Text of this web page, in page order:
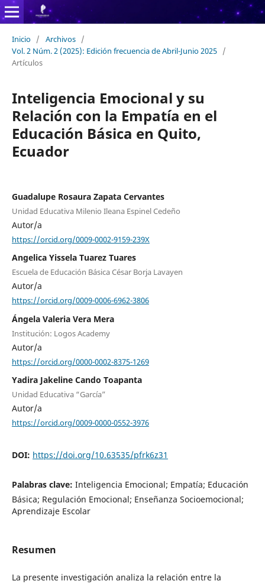
Inicio / Archivos /
Vol. 2 Núm. 2 (2025): Edición frecuencia de Abril-Junio 2025 /
Artículos
Inteligencia Emocional y su
Relación con la Empatía en el
Educación Básica en Quito,
Ecuador
Guadalupe Rosaura Zapata Cervantes
Unidad Educativa Milenio Ileana Espinel Cedeño
Autor/a
https://orcid.org/0009-0002-9159-239X
Angelica Yissela Tuarez Tuares
Escuela de Educación Básica César Borja Lavayen
Autor/a
https://orcid.org/0009-0006-6962-3806
Ángela Valeria Vera Mera
Institución: Logos Academy
Autor/a
https://orcid.org/0000-0002-8375-1269
Yadira Jakeline Cando Toapanta
Unidad Educativa “García”
Autor/a
https://orcid.org/0009-0000-0552-3976
DOI: https://doi.org/10.63535/pfrk6z31
Palabras clave: Inteligencia Emocional; Empatía; Educación
Básica; Regulación Emocional; Enseñanza Socioemocional;
Aprendizaje Escolar
Resumen
La presente investigación analiza la relación entre la